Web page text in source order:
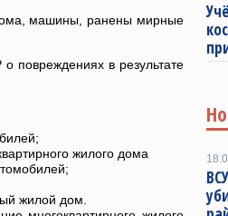
машины, ранены мирные
повреждениях в результате
жилого дома
жилой дом.